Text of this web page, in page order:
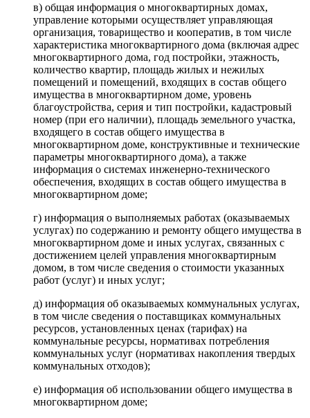
в) общая информация о многоквартирных домах,
управление которыми осуществляет управляющая
организация, товарищество и кооператив, в том числе
характеристика многоквартирного дома (включая адрес
многоквартирного дома, год постройки, этажность,
количество квартир, площадь жилых и нежилых
помещений и помещений, входящих в состав общего
имущества в многоквартирном доме, уровень
благоустройства, серия и тип постройки, кадастровый
номер (при его наличии), площадь земельного участка,
входящего в состав общего имущества в
многоквартирном доме, конструктивные и технические
параметры многоквартирного дома), а также
информация о системах инженерно-технического
обеспечения, входящих в состав общего имущества в
многоквартирном доме;
г) информация о выполняемых работах (оказываемых
услугах) по содержанию и ремонту общего имущества в
многоквартирном доме и иных услугах, связанных с
достижением целей управления многоквартирным
домом, в том числе сведения о стоимости указанных
работ (услуг) и иных услуг;
д) информация об оказываемых коммунальных услугах,
в том числе сведения о поставщиках коммунальных
ресурсов, установленных ценах (тарифах) на
коммунальные ресурсы, нормативах потребления
коммунальных услуг (нормативах накопления твердых
коммунальных отходов);
е) информация об использовании общего имущества в
многоквартирном доме;